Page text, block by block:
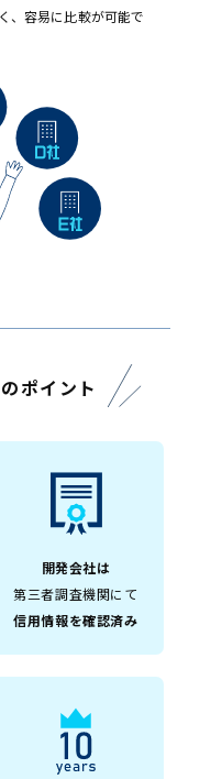
、容易に比較が可能で
のポイント
開発会社は
第三者調査機関にて
信用情報を確認済み